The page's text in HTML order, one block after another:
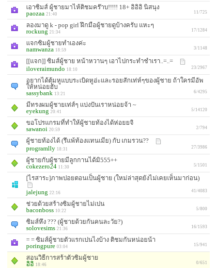
เอาซิมส์ ผู้ชายมาไห้ติชมคร๊าบ!!!!! 18+ อิอิอิ นิสนุง
paozaa 21:40 11/725
ลองมาดู k - pop girl ฝึกมือผู้ชายดูบ้างครับ แหะๆ
rockung 21:34 17/1284
แจกซิมผู้ชายทำเองค่ะ
namwanza 18:59 3/1148
[[แจก]] ซิมส์ผู้ชาย หน้าหวานๆ เอาไปกระทำชำเรา..=..=
iloveraimundo 18:10 23/2967
อยากได้ตุ้มหูแบบระเบิดหูอ่ะและรอยสักเท่ห์ๆของผู้ชาย ถ้าใครมีอัพ
ให้หน่อยฮับ
sassybank 13:21 6/4295
มีทรงผมผู้ชายเท่ส์ๆ แบ่งปันเราหน่อยจ้า ~
eyekung 20:41 5/14120
ขอโปรแกรมที่ทำให้ผู้ชายท้องได้ห่อยยจิ
sawanoi 20:59 2/794
ผู้ชายท้องได้ (รึแพ้ท้องแทนเมีย) กับ เกมรวน??
programlly 18:31 27/3986
ผู้ชายกับผู้ชายมีลูกกานได้มิ555++
cokezero24 11:30 5/1501
[ไรสาระ]ภาพปอยตอนเป็นผู้ชาย (ใหม่ล่าสุดยังไม่เคยเห็นมาก่อน)
jalejung 22:16 41/4083
ช่วยด้วยสร้างซิมผู้ชายไม่เปน
baconboss 10:22 5/800
ซิมส์หึง ??? (ผู้ชายด้วยกันคนละวัย?)
solovesims 21:36 16/1593
= = ซิมส์ผู้ชายตัวแรกเปนไงบ้าง ติชมกันหน่อยน้า
poringpure 03:04 15/941
สอนวิธีการสร้าตัวซิมผู้ชาย
อิอิ 18:46 0/651